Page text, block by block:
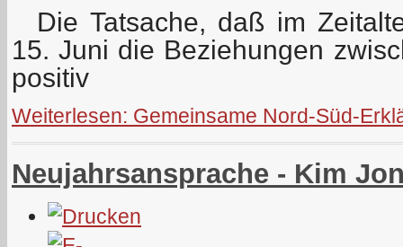
Die Tatsache, daß im
15. Juni die Beziehungen
positiv
Weiterlesen: Gemeinsame Nord-Süd-
Neujahrsansprache - Kim